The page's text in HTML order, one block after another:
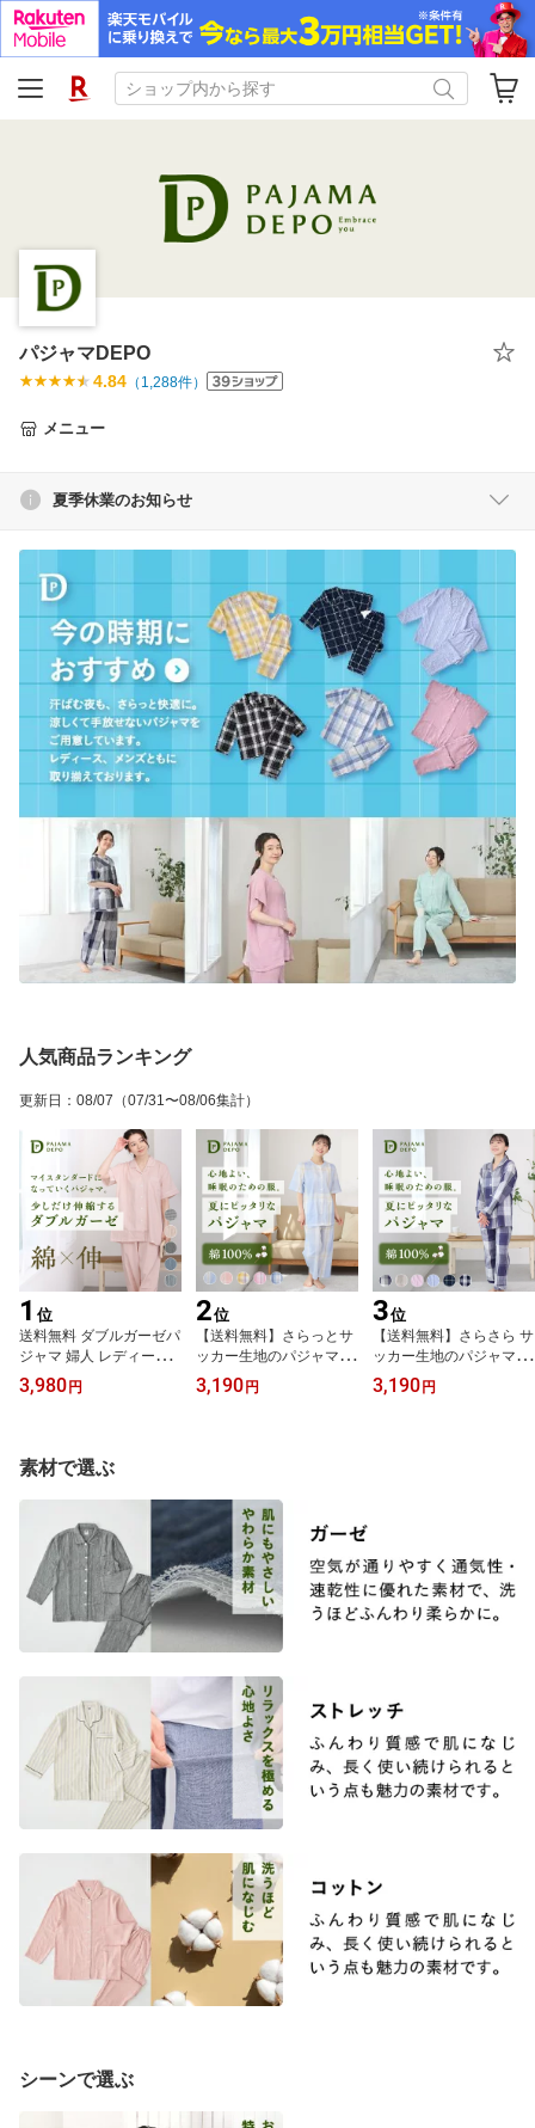
パジャマDEPO
4.84 （ 1,288件）
メニュー
夏季休業のお知らせ
人気商品ランキング
更新日 ： 08/07 （07/31〜08/06集計）
1 位
送料無料 ダブルガーゼパ
ジャマ 婦人 レディース
綿100% コットン 半袖
前開き 夏 ガーゼ 母の日
地 ストライプ 可愛い お
しゃれ 入院 伸縮 新生活
ルームサプリ M L LLサイ
ズ ペアパジャマ ストレ
ッチ パジャマ シンプル
3,980 円
2位
【送料無料】さらっとサ
ッカー生地のパジャマ レ
ディース 綿100% コット
ン 吸汗速乾 半袖 前開き
しゃれ 入院 新生活 M L L
Lサイズ 涼しいパジャマ
贈り物
3,190 円
3位
【送料無料】さらさら サ
ッカー生地のパジャマ レ
ディース 綿100% コット
ン 吸汗速乾 長袖 前開き
3,190 円
素材で選ぶ
シーンで選ぶ